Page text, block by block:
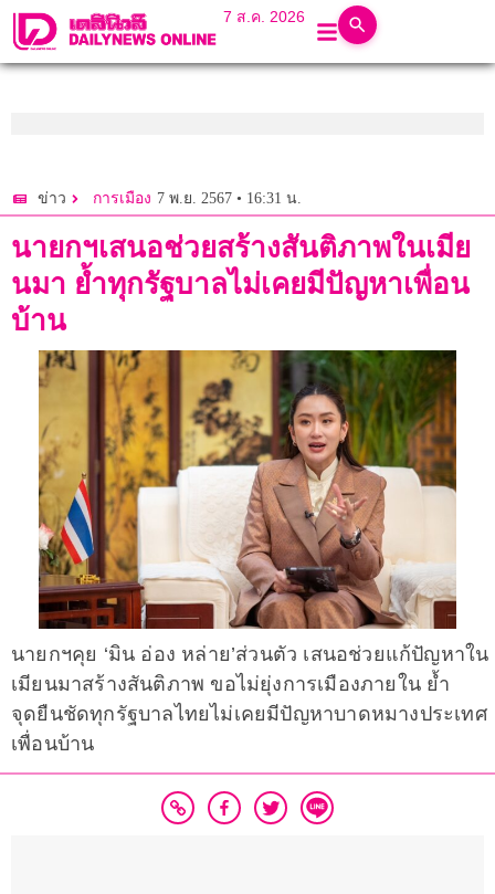
7 ส.ค. 2026
ข่าว การเมือง 7 พ.ย. 2567 • 16:31 น.
นายกฯเสนอช่วยสร้างสันติภาพในเมีย
นมา ย้ำทุกรัฐบาลไม่เคยมีปัญหาเพื่อน
บ้าน
นายกฯคุย ‘มิน อ่อง หล่าย’ส่วนตัว เสนอช่วยแก้ปัญหาใน
เมียนมาสร้างสันติภาพ ขอไม่ยุ่งการเมืองภายใน ย้ำ
จุดยืนชัดทุกรัฐบาลไทยไม่เคยมีปัญหาบาดหมางประเทศ
เพื่อนบ้าน